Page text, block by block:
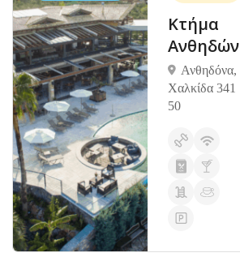
Κτήμα
Ανθηδών
Ανθηδόνα,
Χαλκίδα 341
50